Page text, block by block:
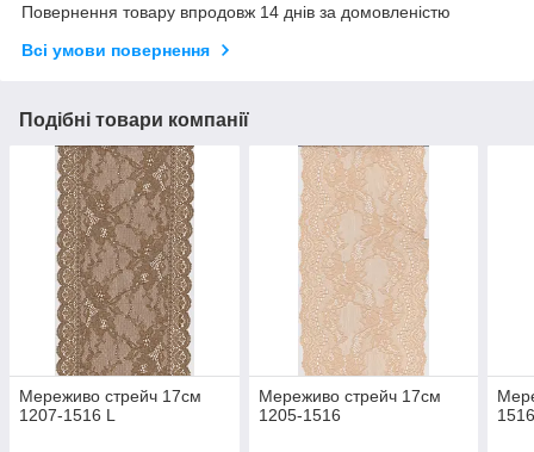
Повернення товару впродовж 14 днів за домовленістю
Всі умови повернення
Подібні товари компанії
Мереживо стрейч 17см
1207-1516 L
Мереживо стрейч 17см
1205-1516